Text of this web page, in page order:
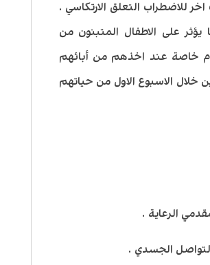
للاضطراب التعلق الارتكاسي .
يؤثر على الاطفال المتبنون من
خاصة عند اخذهم من أبائهم
خلال الاسبوع الاول من حياتهم
الرعاية .
الجسدي .